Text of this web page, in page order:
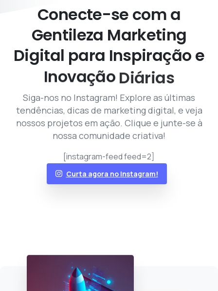
Conecte-se com a
Gentileza Marketing
Digital para Inspiração e
Inovação Diárias
Siga-nos no Instagram! Explore as últimas
tendências, dicas de marketing digital, e veja
nossos projetos em ação. Clique e junte-se à
nossa comunidade criativa!
[instagram-feed feed=2]
Curta agora no Instagram!